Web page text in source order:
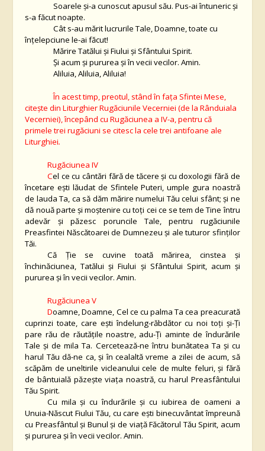
Soarele şi-a cunoscut apusul său. Pus-ai întuneric şi
s-a făcut noapte.
Cât s-au mărit lucrurile Tale, Doamne, toate cu
înţelepciune le-ai făcut!
Mărire Tatălui și Fiului și Sfântului Spirit.
Și acum și pururea și în vecii vecilor. Amin.
Aliluia, Aliluia, Aliluia!
În acest timp, preotul, stând în faţa Sfintei Mese,
citeşte din Liturghier Rugăciunile Vecerniei (de la Rânduiala
Vecerniei), începând cu Rugăciunea a IV-a, pentru că
primele trei rugăciuni se citesc la cele trei antifoane ale
Liturghiei.
Rugăciunea IV
Cel ce cu cântări fără de tăcere și cu doxologii fără de
încetare ești lăudat de Sfintele Puteri, umple gura noastră
de lauda Ta, ca să dăm mărire numelui Tău celui sfânt; și ne
dă nouă parte și moștenire cu toți cei ce se tem de Tine întru
adevăr și păzesc poruncile Tale, pentru rugăciunile
Preasfintei Născătoarei de Dumnezeu și ale tuturor sfinților
Tăi.
Că Ție se cuvine toată mărirea, cinstea și
închinăciunea, Tatălui și Fiului și Sfântului Spirit, acum și
pururea și în vecii vecilor. Amin.
Rugăciunea V
Doamne, Doamne, Cel ce cu palma Ta cea preacurată
cuprinzi toate, care ești îndelung-răbdător cu noi toți și-Ți
pare rău de răutățile noastre, adu-Ți aminte de îndurările
Tale și de mila Ta. Cercetează-ne întru bunătatea Ta și cu
harul Tău dă-ne ca, și în cealaltă vreme a zilei de acum, să
scăpăm de uneltirile vicleanului cele de multe feluri, și fără
de bântuială păzește viața noastră, cu harul Preasfântului
Tău Spirit.
Cu mila și cu îndurările și cu iubirea de oameni a
Unuia-Născut Fiului Tău, cu care ești binecuvântat împreună
cu Preasfântul și Bunul și de viață Făcătorul Tău Spirit, acum
și pururea și în vecii vecilor. Amin.